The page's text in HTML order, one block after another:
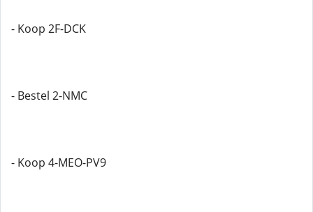
- Koop 2F-DCK
- Bestel 2-NMC
- Koop 4-MEO-PV9